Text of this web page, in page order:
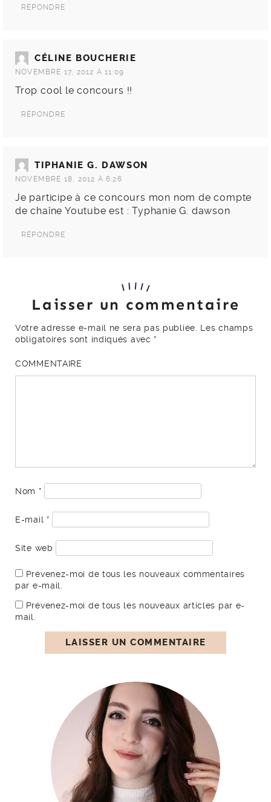
RÉPONDRE
CÉLINE BOUCHERIE
NOVEMBRE 17, 2012 À 11:09
Trop cool le concours !!
RÉPONDRE
TIPHANIE G. DAWSON
NOVEMBRE 18, 2012 À 6:26
Je participe à ce concours mon nom de compte
de chaîne Youtube est : Typhanie G. dawson
RÉPONDRE
Laisser un commentaire
Votre adresse e-mail ne sera pas publiée. Les champs
obligatoires sont indiqués avec *
COMMENTAIRE
Nom *
E-mail *
Site web
Prévenez-moi de tous les nouveaux commentaires
par e-mail.
Prévenez-moi de tous les nouveaux articles par e-
mail.